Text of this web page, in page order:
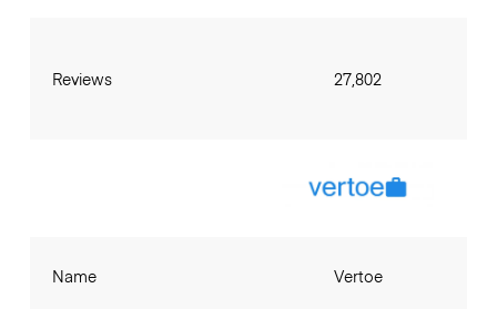
Reviews 27,802
Name Vertoe